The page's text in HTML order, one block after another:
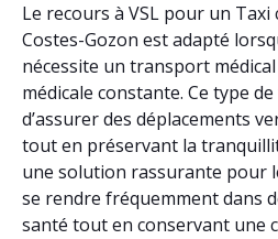
Le recours à VSL pour un
Costes-Gozon est adapté
nécessite un transport
médicale constante. Ce type
d’assurer des déplacements
tout en préservant la
une solution rassurante pour
se rendre fréquemment dans
santé tout en conservant une